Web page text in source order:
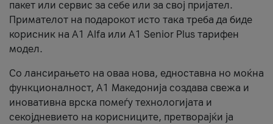
пакет или сервис за себе или за свој пријател.
Примателот на подарокот исто така треба да биде
корисник на А1 Alfa или A1 Senior Plus тарифен
модел.
Со лансирањето на оваа нова, едноставна но моќна
функционалност, А1 Македонија создава свежа и
иновативна врска помеѓу технологијата и
секојдневието на корисниците, претворајќи ја